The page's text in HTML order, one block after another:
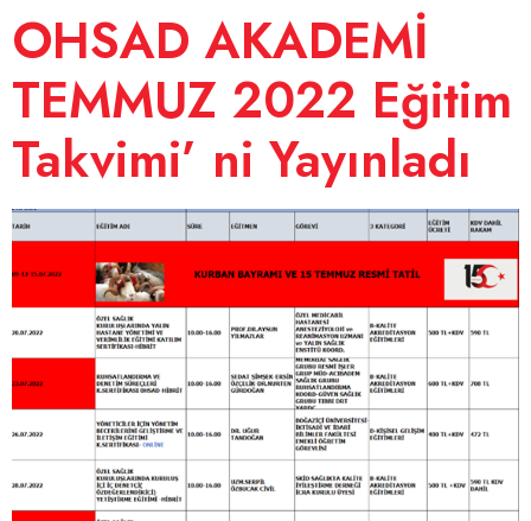
OHSAD AKADEMİ
TEMMUZ 2022 Eğitim
Takvimi’ ni Yayınladı